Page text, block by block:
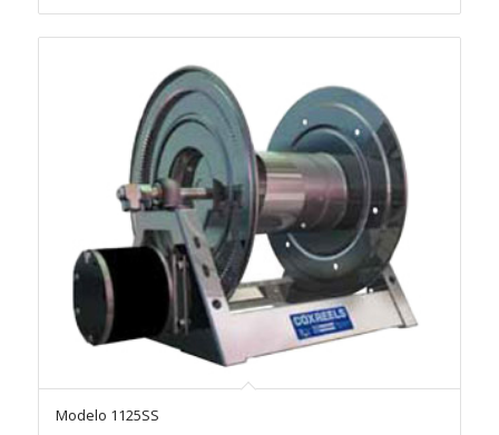
Modelo 1125SS